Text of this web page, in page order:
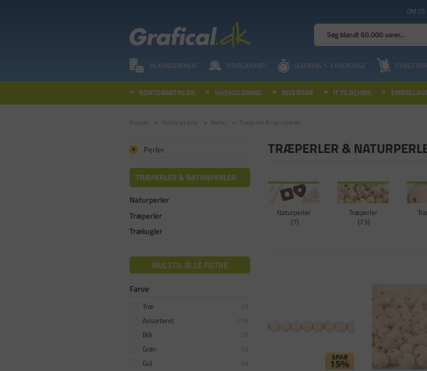
OM OS
5% KUNDEBONUS PRISGARANTI LEVERING 1-3 HVERDAGE FRAGT
KONTORARTIKLER HUSHOLDNING INVENTAR IT TILBEHØR
Forside Hobbyartikler Perler Træperler & naturperler
Perler
TRÆPERLER & NATURPERLER
Naturperler
Træperler
Trækugler
NULSTIL ALLE FILTRE
Farve
Træ ( 5)
Assorteret ( 19)
Blå ( 5)
Grøn ( 5)
Gul (4)
TRÆPERLER &
Naturperler
7
Træperler
73